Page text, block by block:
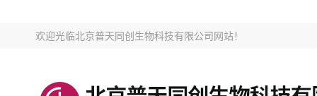
欢迎光临北京普天同创生物科技有限公司网站！